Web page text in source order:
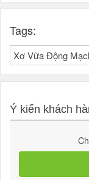
Tags:
Xơ Vữa Động
Ý kiến khách